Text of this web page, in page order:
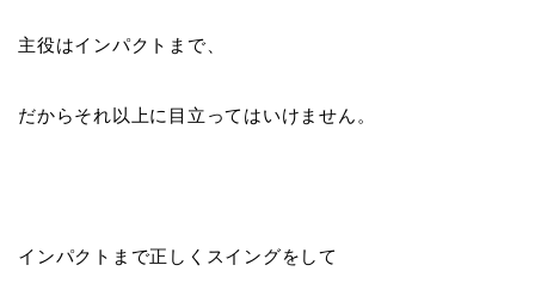
主役はインパクトまで、
だからそれ以上に目立ってはいけません。
インパクトまで正しくスイングをして